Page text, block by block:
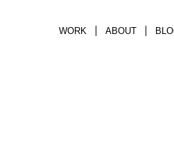
WORK ABOUT